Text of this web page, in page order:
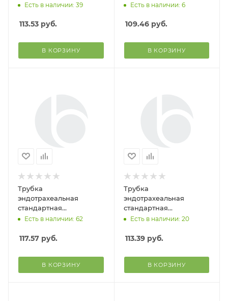
одноразового исп. с
Healthcare)
Есть в наличии: 39
113.53 руб.
В КОРЗИНУ
одноразового исп. с
Healthcare)
Есть в наличии: 6
109.46руб.
В КОРЗИНУ
Трубка
эндотрахеальная
стандартная
одноразового исп. с
Healthcare)
Есть в наличии: 62
117.57 руб.
В КОРЗИНУ
Трубка
эндотрахеальная
стандартная
одноразового исп. с
Healthcare)
Есть в наличии: 20
113.39руб.
В КОРЗИНУ